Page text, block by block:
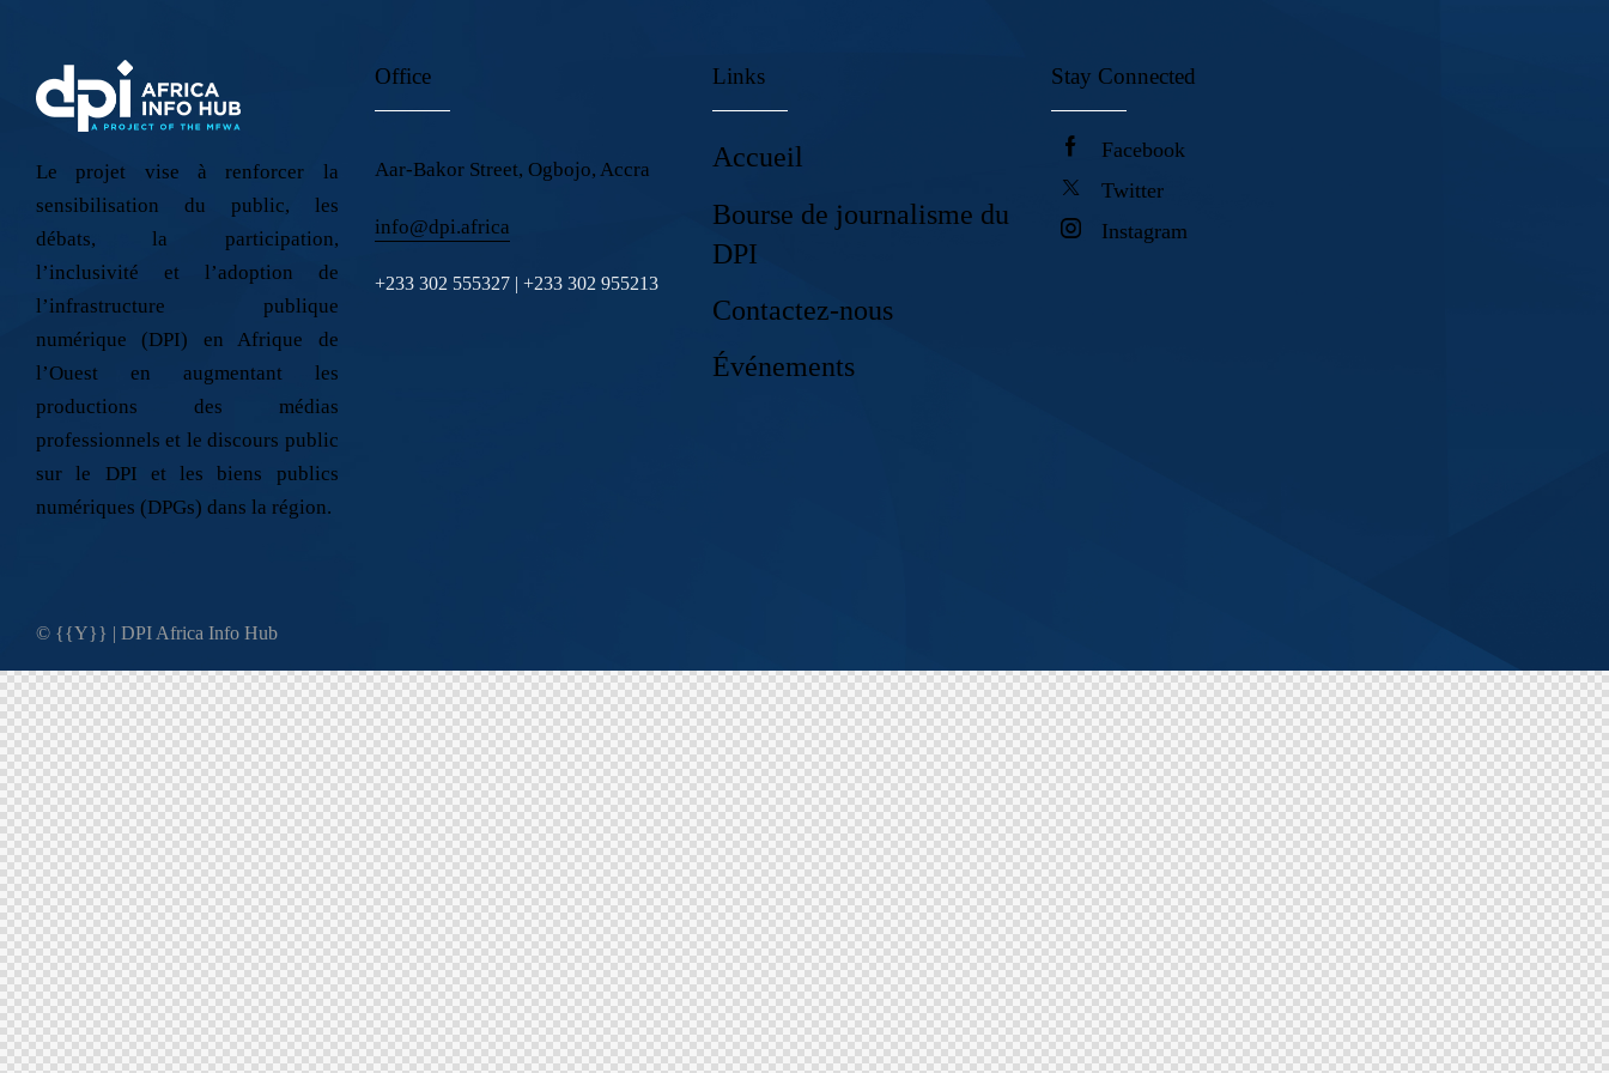
Le projet vise à renforcer la
sensibilisation du public, les
débats, la participation,
l’inclusivité et l’adoption de
l’infrastructure publique
numérique (DPI) en Afrique de
l’Ouest en augmentant les
productions des médias
professionnels et le discours public
sur le DPI et les biens publics
numériques (DPGs) dans la région.
Office
Aar-Bakor Street, Ogbojo, Accra
info@dpi.africa
+233 302 555327 | +233 302 955213
Links
Accueil
Bourse de journalisme du
DPI
Contactez-nous
Événements
Stay Connected
Facebook
Twitter
Instagram
© {{Y}} | DPI Africa Info Hub